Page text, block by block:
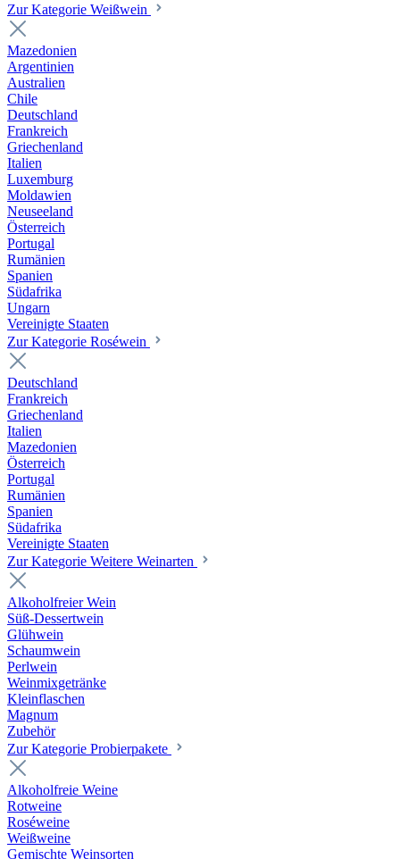
Zur Kategorie Weißwein
Mazedonien
Argentinien
Australien
Chile
Deutschland
Frankreich
Griechenland
Italien
Luxemburg
Moldawien
Neuseeland
Österreich
Portugal
Rumänien
Spanien
Südafrika
Ungarn
Vereinigte Staaten
Zur Kategorie Roséwein
Deutschland
Frankreich
Griechenland
Italien
Mazedonien
Österreich
Portugal
Rumänien
Spanien
Südafrika
Vereinigte Staaten
Zur Kategorie Weitere Weinarten
Alkoholfreier Wein
Süß-Dessertwein
Glühwein
Schaumwein
Perlwein
Weinmixgetränke
Kleinflaschen
Magnum
Zubehör
Zur Kategorie Probierpakete
Alkoholfreie Weine
Rotweine
Roséweine
Weißweine
Gemischte Weinsorten